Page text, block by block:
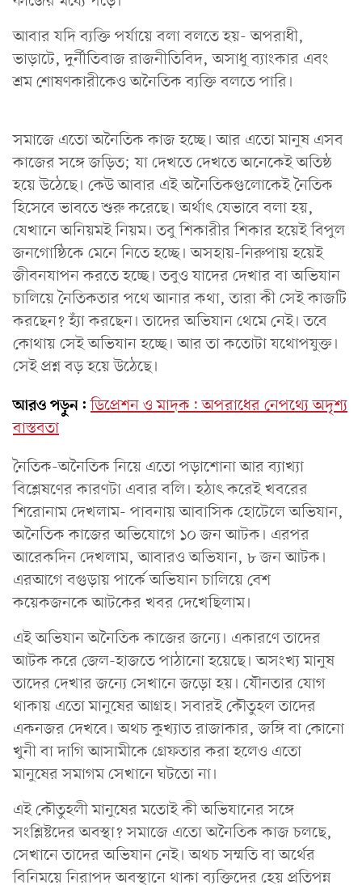
আবার যদি ব্যক্তি পর্যায়ে বলা বলতে হয়- অপরাধী,
ভাড়াটে, দুর্নীতিবাজ রাজনীতিবিদ, অসাধু ব্যাংকার এবং
শ্রম শোষণকারীকেও অনৈতিক ব্যক্তি বলতে পারি।
সমাজে এতো অনৈতিক কাজ হচ্ছে। আর এতো মানুষ এসব
কাজের সঙ্গে জড়িত; যা দেখতে দেখতে অনেকেই অতিষ্ঠ
হয়ে উঠেছে। কেউ আবার এই অনৈতিকগুলোকেই নৈতিক
হিসেবে ভাবতে শুরু করেছে। অর্থাৎ যেভাবে বলা হয়,
যেখানে অনিয়মই নিয়ম। তবু শিকারীর শিকার হয়েই বিপুল
জনগোষ্ঠিকে মেনে নিতে হচ্ছে। অসহায়-নিরুপায় হয়েই
জীবনযাপন করতে হচ্ছে। তবুও যাদের দেখার বা অভিযান
চালিয়ে নৈতিকতার পথে আনার কথা, তারা কী সেই কাজটি
করছেন? হ্যাঁ করছেন। তাদের অভিযান থেমে নেই। তবে
কোথায় সেই অভিযান হচ্ছে। আর তা কতোটা যথোপযুক্ত।
সেই প্রশ্ন বড় হয়ে উঠেছে।
আরও পড়ুন: ডিপ্রেশন ও মাদক: অপরাধের নেপথ্যে অদৃশ্য
বাস্তবতা
নৈতিক-অনৈতিক নিয়ে এতো পড়াশোনা আর ব্যাখ্যা
বিশ্লেষণের কারণটা এবার বলি। হঠাৎ করেই খবরের
শিরোনাম দেখলাম- পাবনায় আবাসিক হোটেলে অভিযান,
অনৈতিক কাজের অভিযোগে ১০ জন আটক। এরপর
আরেকদিন দেখলাম, আবারও অভিযান, ৮ জন আটক।
এরআগে বগুড়ায় পার্কে অভিযান চালিয়ে বেশ
কয়েকজনকে আটকের খবর দেখেছিলাম।
এই অভিযান অনৈতিক কাজের জন্যে। একারণে তাদের
আটক করে জেল-হাজতে পাঠানো হয়েছে। অসংখ্য মানুষ
তাদের দেখার জন্যে সেখানে জড়ো হয়। যৌনতার যোগ
থাকায় এতো মানুষের আগ্রহ। সবারই কৌতুহল তাদের
একনজর দেখবে। অথচ কুখ্যাত রাজাকার, জঙ্গি বা কোনো
খুনী বা দাগি আসামীকে গ্রেফতার করা হলেও এতো
মানুষের সমাগম সেখানে ঘটতো না।
এই কৌতুহলী মানুষের মতোই কী অভিযানের সঙ্গে
সংশ্লিষ্টদের অবস্থা? সমাজে এতো অনৈতিক কাজ চলছে,
সেখানে তাদের অভিযান নেই। অথচ সম্মতি বা অর্থের
বিনিময়ে নিরাপদ অবস্থানে থাকা ব্যক্তিদের হেয় প্রতিপন্ন